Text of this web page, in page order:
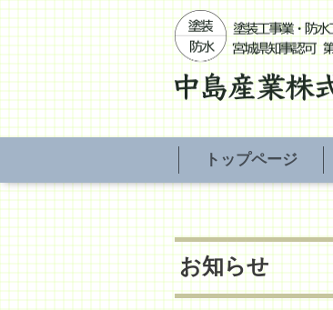
トップページ
お知らせ